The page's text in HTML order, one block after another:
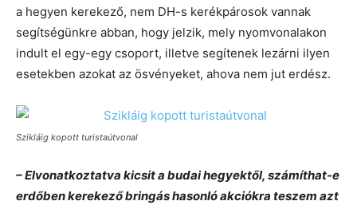
a hegyen kerekező, nem DH-s kerékpárosok vannak
segítségünkre abban, hogy jelzik, mely nyomvonalakon
indult el egy-egy csoport, illetve segítenek lezárni ilyen
esetekben azokat az ösvényeket, ahova nem jut erdész.
Szikláig kopott turistaútvonal
– Elvonatkoztatva kicsit a budai hegyektől, számíthat-e
erdőben kerekező bringás hasonló akciókra teszem azt